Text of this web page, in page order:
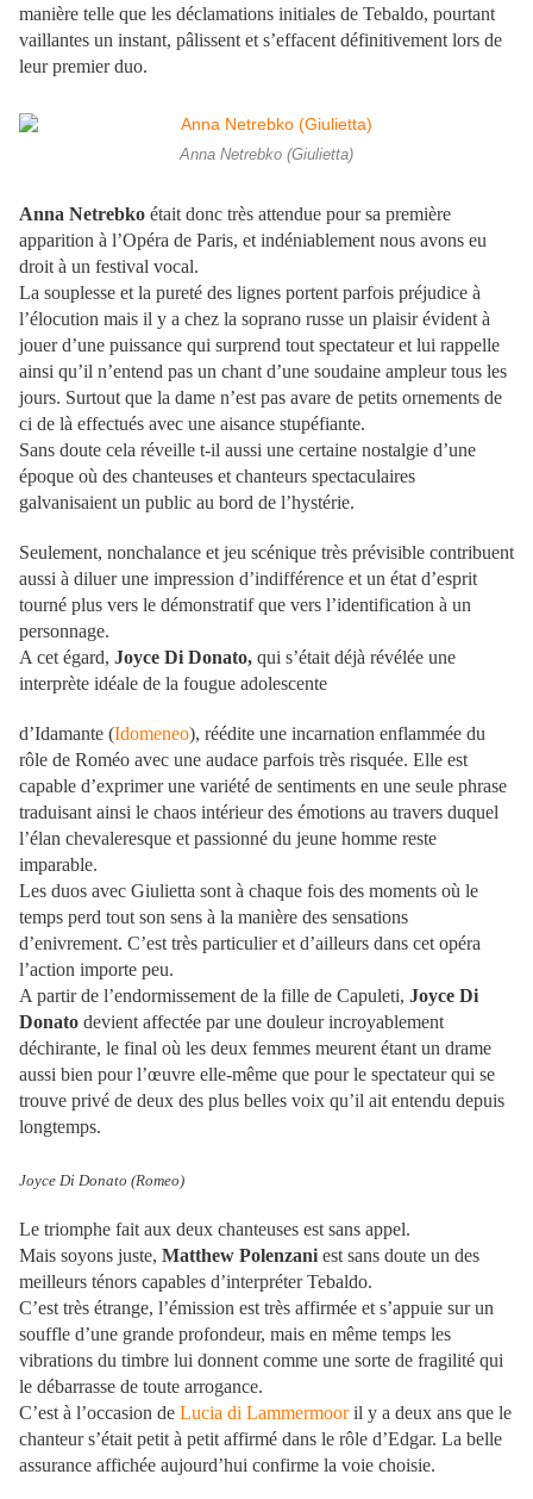
manière telle que les déclamations initiales de Tebaldo, pourtant
vaillantes un instant, pâlissent et s’effacent définitivement lors de
leur premier duo.
Anna Netrebko (Giulietta)
Anna Netrebko était donc très attendue pour sa première
apparition à l’Opéra de Paris, et indéniablement nous avons eu
droit à un festival vocal.
La souplesse et la pureté des lignes portent parfois préjudice à
l’élocution mais il y a chez la soprano russe un plaisir évident à
jouer d’une puissance qui surprend tout spectateur et lui rappelle
ainsi qu’il n’entend pas un chant d’une soudaine ampleur tous les
jours. Surtout que la dame n’est pas avare de petits ornements de
ci de là effectués avec une aisance stupéfiante.
Sans doute cela réveille t-il aussi une certaine nostalgie d’une
époque où des chanteuses et chanteurs spectaculaires
galvanisaient un public au bord de l’hystérie.
Seulement, nonchalance et jeu scénique très prévisible contribuent
aussi à diluer une impression d’indifférence et un état d’esprit
tourné plus vers le démonstratif que vers l’identification à un
personnage.
A cet égard, Joyce Di Donato, qui s’était déjà révélée une
interprète idéale de la fougue adolescente
d’Idamante (Idomeneo), réédite une incarnation enflammée du
rôle de Roméo avec une audace parfois très risquée. Elle est
capable d’exprimer une variété de sentiments en une seule phrase
traduisant ainsi le chaos intérieur des émotions au travers duquel
l’élan chevaleresque et passionné du jeune homme reste
imparable.
Les duos avec Giulietta sont à chaque fois des moments où le
temps perd tout son sens à la manière des sensations
d’enivrement. C’est très particulier et d’ailleurs dans cet opéra
l’action importe peu.
A partir de l’endormissement de la fille de Capuleti, Joyce Di
Donato devient affectée par une douleur incroyablement
déchirante, le final où les deux femmes meurent étant un drame
aussi bien pour l’œuvre elle-même que pour le spectateur qui se
trouve privé de deux des plus belles voix qu’il ait entendu depuis
longtemps.
Joyce Di Donato (Romeo)
Le triomphe fait aux deux chanteuses est sans appel.
Mais soyons juste, Matthew Polenzani est sans doute un des
meilleurs ténors capables d’interpréter Tebaldo.
C’est très étrange, l’émission est très affirmée et s’appuie sur un
souffle d’une grande profondeur, mais en même temps les
vibrations du timbre lui donnent comme une sorte de fragilité qui
le débarrasse de toute arrogance.
C’est à l’occasion de Lucia di Lammermoor il y a deux ans que le
chanteur s’était petit à petit affirmé dans le rôle d’Edgar. La belle
assurance affichée aujourd’hui confirme la voie choisie.